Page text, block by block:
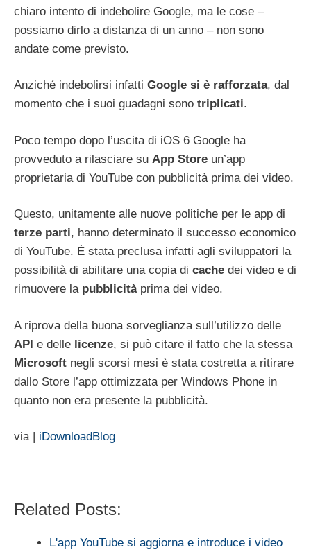
chiaro intento di indebolire Google, ma le cose –
possiamo dirlo a distanza di un anno – non sono
andate come previsto.
Anziché indebolirsi infatti Google si è rafforzata, dal
momento che i suoi guadagni sono triplicati.
Poco tempo dopo l’uscita di iOS 6 Google ha
provveduto a rilasciare su App Store un’app
proprietaria di YouTube con pubblicità prima dei video.
Questo, unitamente alle nuove politiche per le app di
terze parti, hanno determinato il successo economico
di YouTube. È stata preclusa infatti agli sviluppatori la
possibilità di abilitare una copia di cache dei video e di
rimuovere la pubblicitàprima dei video.
A riprova della buona sorveglianza sull’utilizzo delle
API e delle licenze, si può citare il fatto che la stessa
Microsoft negli scorsi mesi è stata costretta a ritirare
dallo Store l’app ottimizzata per Windows Phone in
quanto non era presente la pubblicità.
via | iDownloadBlog
Related Posts:
L'app YouTube si aggiorna e introduce i video